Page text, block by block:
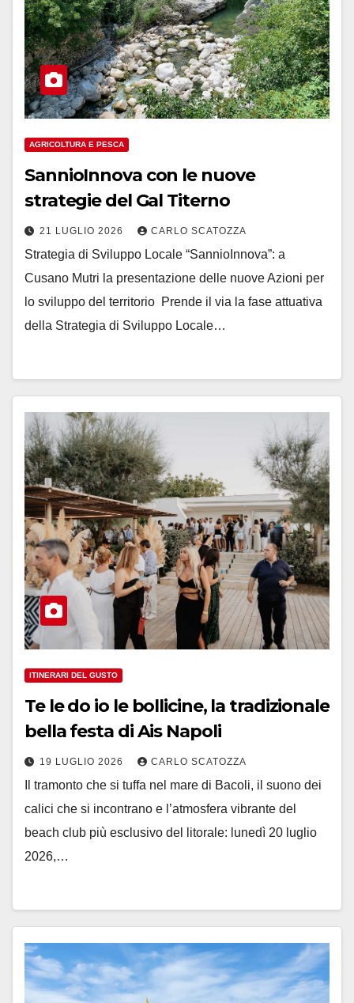
AGRICOLTURA E PESCA
SannioInnova con le nuove
strategie del Gal Titerno
21 LUGLIO 2026 CARLO SCATOZZA
Strategia di Sviluppo Locale “SannioInnova”: a
Cusano Mutri la presentazione delle nuove Azioni per
lo sviluppo del territorio ­ Prende il via la fase attuativa
della Strategia di Sviluppo Locale…
ITINERARI DEL GUSTO
Te le do io le bollicine, la tradizionale
bella festa di Ais Napoli
19 LUGLIO 2026 CARLO SCATOZZA
Il tramonto che si tuffa nel mare di Bacoli, il suono dei
calici che si incontrano e l’atmosfera vibrante del
beach club più esclusivo del litorale: lunedì 20 luglio
2026,…